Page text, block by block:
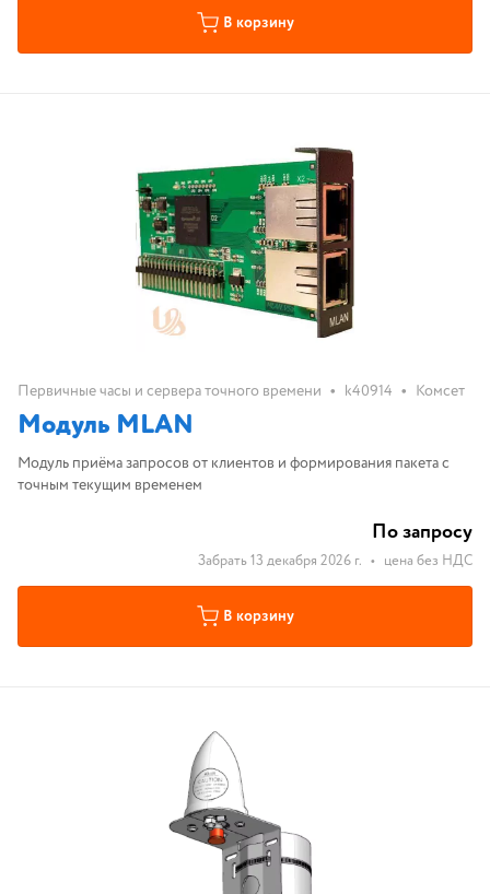
В корзину
Первичные часы и сервера точного времени • k40914 • Комсет
Модуль MLAN
Модуль приёма запросов от клиентов и формирования пакета с
точным текущим временем
По запросу
Забрать 13 декабря 2026 г. • цена без НДС
В корзину